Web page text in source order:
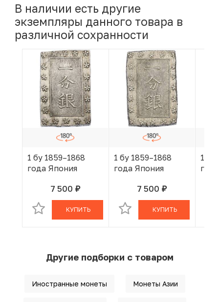
В наличии есть другие
экземпляры данного товара в
различной сохранности
1 бу 1859–1868
года Япония
7 500 руб.
В КОРЗИНЕ
КУПИТЬ
1 бу 1859–1868
года Япония
7 500 руб.
В КОРЗИНЕ
КУПИТЬ
1 бу
Другие подборки с товаром
Иностранные монеты Монеты Азии